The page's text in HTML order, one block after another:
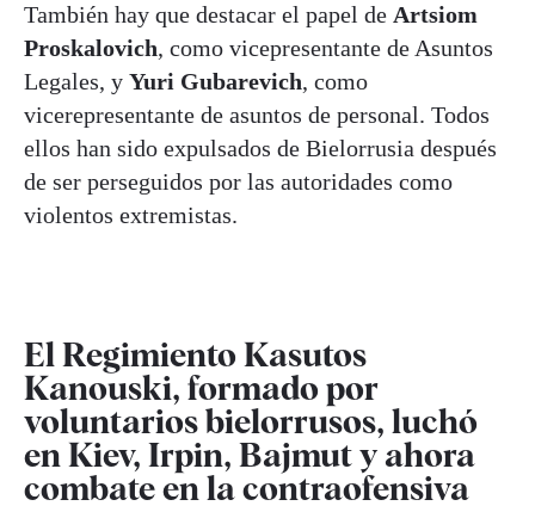
También hay que destacar el papel de Artsiom
Proskalovich, como vicepresentante de Asuntos
Legales, y Yuri Gubarevich, como
vicerepresentante de asuntos de personal. Todos
ellos han sido expulsados de Bielorrusia después
de ser perseguidos por las autoridades como
violentos extremistas.
El Regimiento Kasutos
Kanouski, formado por
voluntarios bielorrusos, luchó
en Kiev, Irpin, Bajmut y ahora
combate en la contraofensiva